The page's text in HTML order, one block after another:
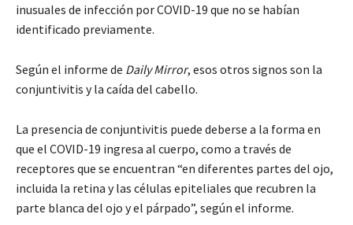
inusuales de infección por COVID-19 que no se habían
identificado previamente.
Según el informe de Daily Mirror, esos otros signos son la
conjuntivitis y la caída del cabello.
La presencia de conjuntivitis puede deberse a la forma en
que el COVID-19 ingresa al cuerpo, como a través de
receptores que se encuentran “en diferentes partes del ojo,
incluida la retina y las células epiteliales que recubren la
parte blanca del ojo y el párpado”, según el informe.